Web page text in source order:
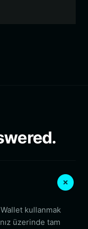
kullanmak
üzerinde tam